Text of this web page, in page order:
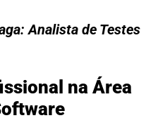
Analista de Testes
na Área